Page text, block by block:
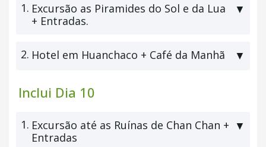
1. Excursão as Piramides do Sol e da Lua
+ Entradas.
▼
2. Hotel em Huanchaco + Café da Manhã ▼
Inclui Dia 10
1. Excursão até as Ruínas de Chan Chan +
Entradas
▼